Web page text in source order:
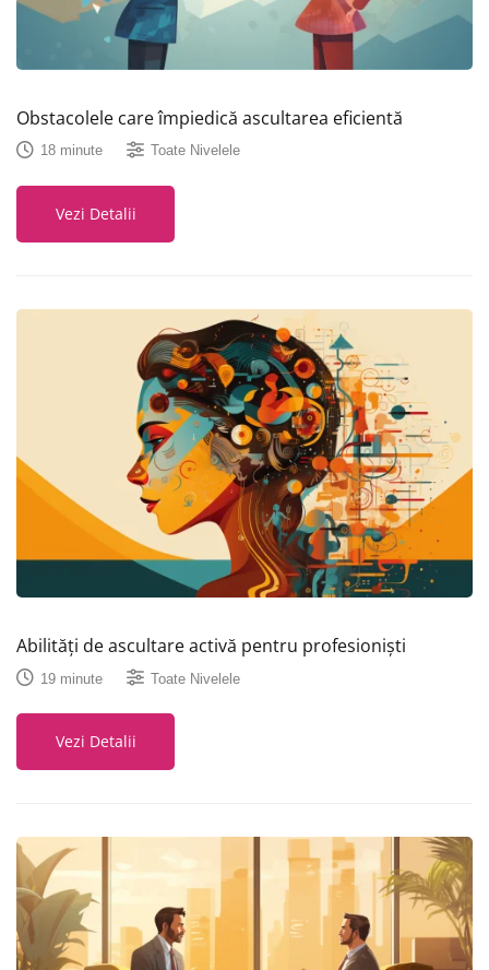
Obstacolele care împiedică ascultarea eficientă
18 minute Toate Nivelele
Vezi Detalii
Abilități de ascultare activă pentru profesioniști
19 minute Toate Nivelele
Vezi Detalii